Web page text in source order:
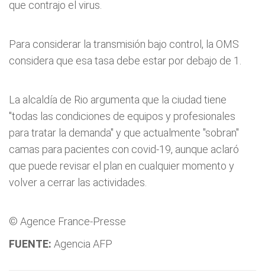
que contrajo el virus.
Para considerar la transmisión bajo control, la OMS
considera que esa tasa debe estar por debajo de 1.
La alcaldía de Rio argumenta que la ciudad tiene
"todas las condiciones de equipos y profesionales
para tratar la demanda" y que actualmente "sobran"
camas para pacientes con covid-19, aunque aclaró
que puede revisar el plan en cualquier momento y
volver a cerrar las actividades.
© Agence France-Presse
FUENTE: Agencia AFP